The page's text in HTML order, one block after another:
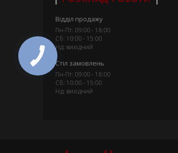
Відділ продажу
Пн-Пт: 09:00 - 18:00
Сб: 10:00 - 15:00
Нд: вихідний
Стіл замовлень
Пн-Пт: 09:00 - 18:00
Сб: 10:00 - 15:00
Нд: вихідний